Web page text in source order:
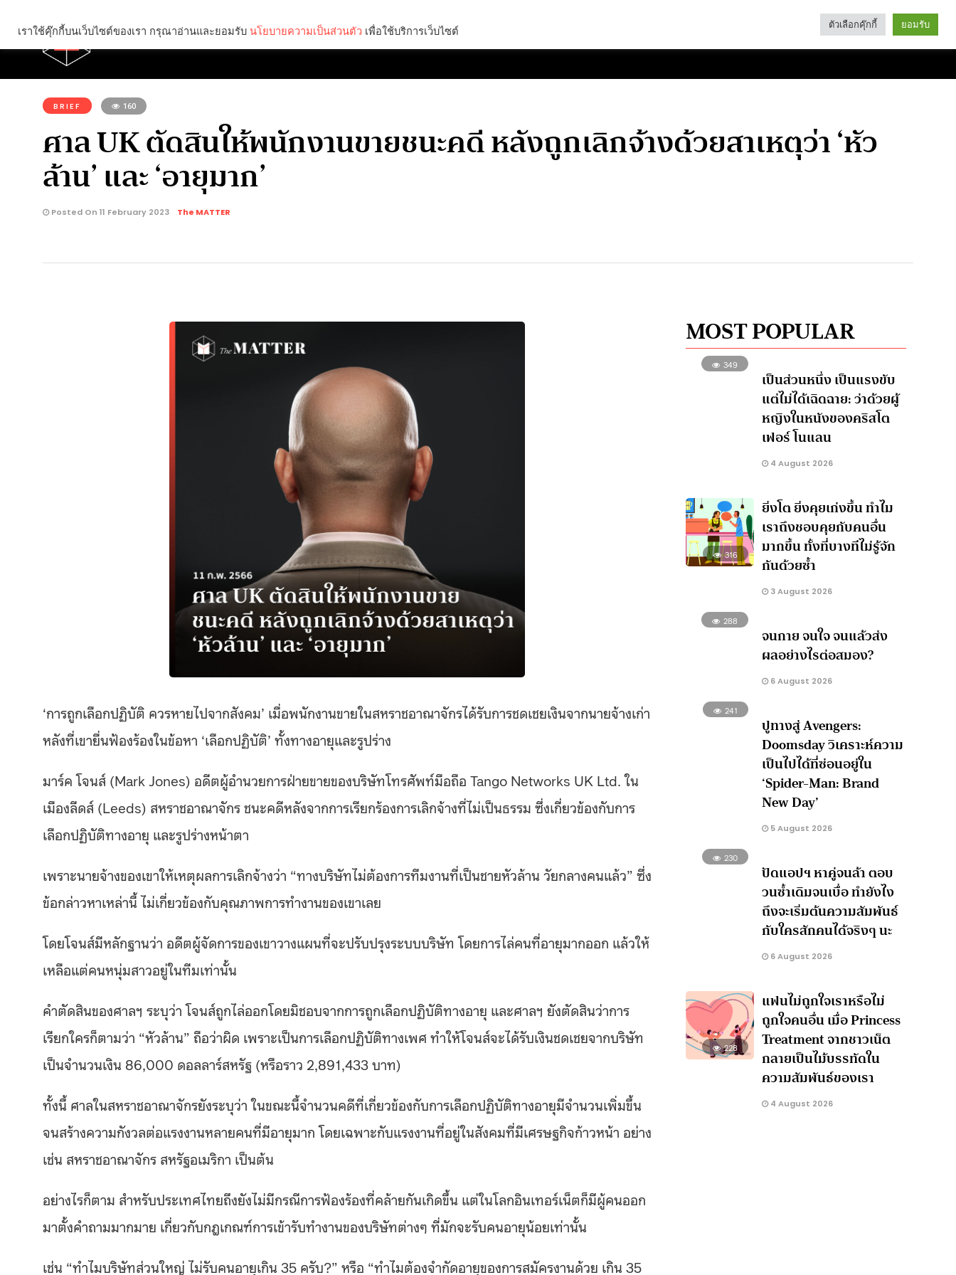
Categories
คุณกำลังอ่าน:
BRIEF 160
ศาล UK ตัดสินให้พนักงานขายชนะคดี หลังถูกเลิกจ้างด้วยสาเหตุว่า ‘หัว
ล้าน’ และ ‘อายุมาก’
Posted On 11 February 2023 The MATTER
‘การถูกเลือกปฏิบัติ ควรหายไปจากสังคม’ เมื่อพนักงานขายในสหราชอาณาจักรได้รับการชดเชยเงินจากนายจ้างเก่า
หลังที่เขายื่นฟ้องร้องในข้อหา ‘เลือกปฏิบัติ’ ทั้งทางอายุและรูปร่าง
มาร์ค โจนส์ (Mark Jones) อดีตผู้อำนวยการฝ่ายขายของบริษัทโทรศัพท์มือถือ Tango Networks UK Ltd. ใน
เมืองลีดส์ (Leeds) สหราชอาณาจักร ชนะคดีหลังจากการเรียกร้องการเลิกจ้างที่ไม่เป็นธรรม ซึ่งเกี่ยวข้องกับการ
เลือกปฏิบัติทางอายุ และรูปร่างหน้าตา
เพราะนายจ้างของเขาให้เหตุผลการเลิกจ้างว่า “ทางบริษัทไม่ต้องการทีมงานที่เป็นชายหัวล้าน วัยกลางคนแล้ว” ซึ่ง
ข้อกล่าวหาเหล่านี้ ไม่เกี่ยวข้องกับคุณภาพการทำงานของเขาเลย
โดยโจนส์มีหลักฐานว่า อดีตผู้จัดการของเขาวางแผนที่จะปรับปรุงระบบบริษัท โดยการไล่คนที่อายุมากออก แล้วให้
เหลือแต่คนหนุ่มสาวอยู่ในทีมเท่านั้น
คำตัดสินของศาลฯ ระบุว่า โจนส์ถูกไล่ออกโดยมิชอบจากการถูกเลือกปฏิบัติทางอายุ และศาลฯ ยังตัดสินว่าการ
เรียกใครก็ตามว่า “หัวล้าน” ถือว่าผิด เพราะเป็นการเลือกปฏิบัติทางเพศ ทำให้โจนส์จะได้รับเงินชดเชยจากบริษัท
เป็นจำนวนเงิน 86,000 ดอลลาร์สหรัฐ (หรือราว 2,891,433 บาท)
ทั้งนี้ ศาลในสหราชอาณาจักรยังระบุว่า ในขณะนี้จำนวนคดีที่เกี่ยวข้องกับการเลือกปฏิบัติทางอายุมีจำนวนเพิ่มขึ้น
จนสร้างความกังวลต่อแรงงานหลายคนที่มีอายุมาก โดยเฉพาะกับแรงงานที่อยู่ในสังคมที่มีเศรษฐกิจก้าวหน้า อย่าง
เช่น สหราชอาณาจักร สหรัฐอเมริกา เป็นต้น
อย่างไรก็ตาม สำหรับประเทศไทยถึงยังไม่มีกรณีการฟ้องร้องที่คล้ายกันเกิดขึ้น แต่ในโลกอินเทอร์เน็ตก็มีผู้คนออก
มาตั้งคำถามมากมาย เกี่ยวกับกฎเกณฑ์การเข้ารับทำงานของบริษัทต่างๆ ที่มักจะรับคนอายุน้อยเท่านั้น
เช่น “ทำไมบริษัทส่วนใหญ่ ไม่รับคนอายุเกิน 35 ครับ?” หรือ “ทำไมต้องจำกัดอายุของการสมัครงานด้วย เกิน 35
MOST POPULAR
349
เป็นส่วนหนึ่ง เป็นแรงขับ
แต่ไม่ได้เฉิดฉาย: ว่าด้วยผู้
หญิงในหนังของคริสโต
เฟอร์ โนแลน
4 August 2026
316
ยิ่งโต ยิ่งคุยเก่งขึ้น ทำไม
เราถึงชอบคุยกับคนอื่น
มากขึ้น ทั้งที่บางทีไม่รู้จัก
กันด้วยซ้ำ
3 August 2026
288
จนกาย จนใจ จนแล้วส่ง
ผลอย่างไรต่อสมอง?
6 August 2026
241
ปูทางสู่ Avengers:
Doomsday วิเคราะห์ความ
เป็นไปได้ที่ซ่อนอยู่ใน
‘Spider-Man: Brand
New Day’
5 August 2026
230
ปัดแอปฯ หาคู่จนล้า ตอบ
วนซ้ำเดิมจนเบื่อ ทำยังไง
ถึงจะเริ่มต้นความสัมพันธ์
กับใครสักคนได้จริงๆ นะ
6 August 2026
228
แฟนไม่ถูกใจเราหรือไม่
ถูกใจคนอื่น เมื่อ Princess
Treatment จากชาวเน็ต
กลายเป็นไม้บรรทัดใน
ความสัมพันธ์ของเรา
4 August 2026
เราใช้คุ๊กกี้บนเว็บไซต์ของเรา กรุณาอ่านและยอมรับ นโยบายความเป็นส่วนตัว เพื่อใช้บริการเว็บไซต์ ตัวเลือกคุ๊กกี้ ยอมรับ